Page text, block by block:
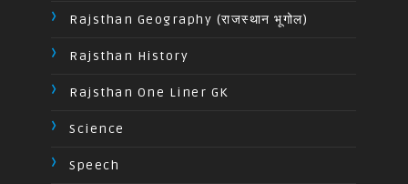
Rajsthan Geography (राजस्थान भूगोल)
Rajsthan History
Rajsthan One Liner GK
Science
Speech